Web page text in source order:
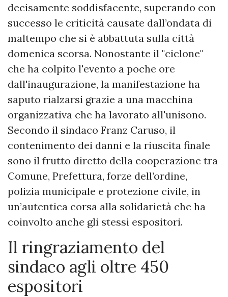
decisamente soddisfacente, superando con
successo le criticità causate dall’ondata di
maltempo che si è abbattuta sulla città
domenica scorsa. Nonostante il "ciclone"
che ha colpito l'evento a poche ore
dall'inaugurazione, la manifestazione ha
saputo rialzarsi grazie a una macchina
organizzativa che ha lavorato all'unisono.
Secondo il sindaco Franz Caruso, il
contenimento dei danni e la riuscita finale
sono il frutto diretto della cooperazione tra
Comune, Prefettura, forze dell’ordine,
polizia municipale e protezione civile, in
un’autentica corsa alla solidarietà che ha
coinvolto anche gli stessi espositori.
Il ringraziamento del
sindaco agli oltre 450
espositori